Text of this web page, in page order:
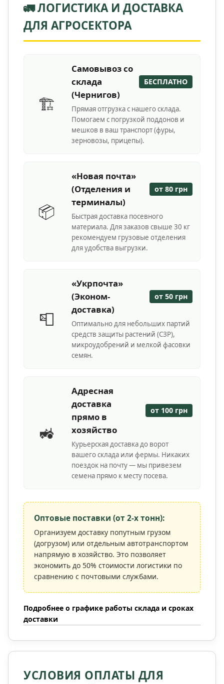
🚛 ЛОГИСТИКА И ДОСТАВКА
ДЛЯ АГРОСЕКТОРА
🏗️
Самовывоз со
склада
(Чернигов)
БЕСПЛАТНО
Прямая отгрузка с нашего склада.
Помогаем с погрузкой поддонов и
мешков в ваш транспорт (фуры,
зерновозы, прицепы).
📦
«Новая почта»
(Отделения и
терминалы)
от 80 грн
Быстрая доставка посевного
материала. Для заказов свыше 30 кг
рекомендуем грузовые отделения
для удобства выгрузки.
📮
«Укрпочта»
(Эконом-
доставка)
от 50 грн
Оптимально для небольших партий
средств защиты растений (СЗР),
микроудобрений и мелкой фасовки
семян.
🚜
Адресная
доставка
прямо в
хозяйство
от 100 грн
Курьерская доставка до ворот
вашего склада или фермы. Никаких
поездок на почту — мы привезем
семена прямо к месту посева.
Оптовые поставки (от 2-х тонн):
Организуем доставку попутным грузом
(догрузом) или отдельным автотранспортом
напрямую в хозяйство. Это позволяет
экономить до 50% стоимости логистики по
сравнению с почтовыми службами.
Подробнее о графике работы склада и сроках
доставки
УСЛОВИЯ ОПЛАТЫ ДЛЯ